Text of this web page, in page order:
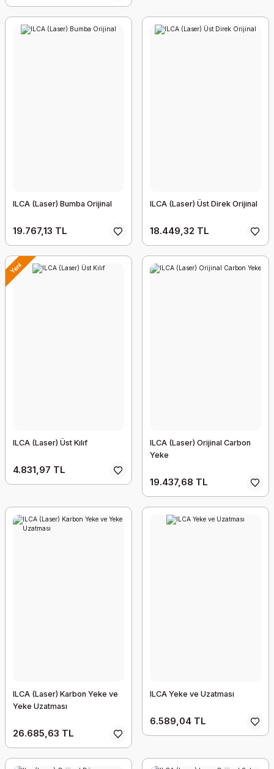
ILCA (Laser) Bumba Orijinal
19.767,13 TL
ILCA (Laser) Üst Direk Orijinal
18.449,32 TL
Yeni
ILCA (Laser) Üst Kılıf
4.831,97 TL
ILCA (Laser) Orijinal Carbon
Yeke
19.437,68 TL
ILCA (Laser) Karbon Yeke ve
Yeke Uzatması
26.685,63 TL
ILCA Yeke ve Uzatması
6.589,04 TL